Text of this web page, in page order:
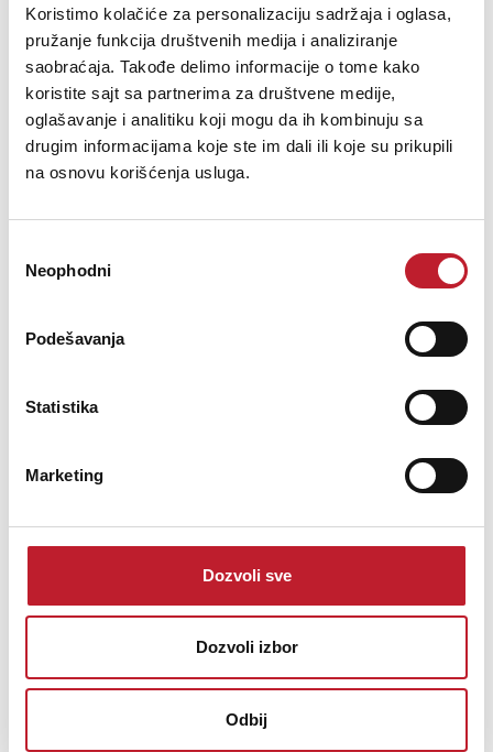
Koristimo kolačiće za personalizaciju sadržaja i oglasa,
pružanje funkcija društvenih medija i analiziranje
saobraćaja. Takođe delimo informacije o tome kako
koristite sajt sa partnerima za društvene medije,
oglašavanje i analitiku koji mogu da ih kombinuju sa
drugim informacijama koje ste im dali ili koje su prikupili
na osnovu korišćenja usluga.
сагласности
Neophodni
Podešavanja
Statistika
Marketing
Dozvoli sve
Dozvoli izbor
Odbij
Šifra: 21279
OBAVESTI ME